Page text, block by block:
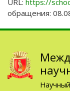
обращения: